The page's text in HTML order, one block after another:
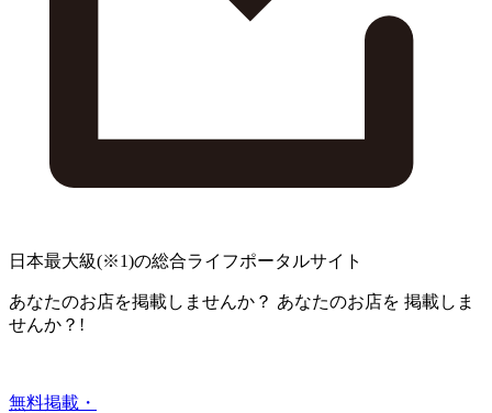
日本最大級(※1)の総合ライフポータルサイト
あなたのお店を掲載しませんか？ あなたのお店を 掲載しま
せんか？!
無料掲載・